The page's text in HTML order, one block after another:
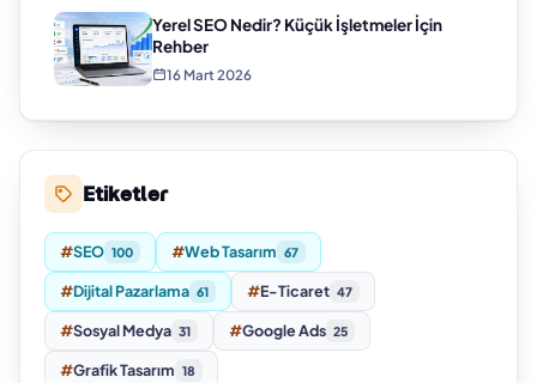
Yerel SEO Nedir? Küçük İşletmeler İçin
Rehber
16 Mart 2026
Etiketler
#SEO 100 #Web Tasarım 67
#Dijital Pazarlama 61 #E-Ticaret 47
#Sosyal Medya 31 #Google Ads 25
#Grafik Tasarım 18